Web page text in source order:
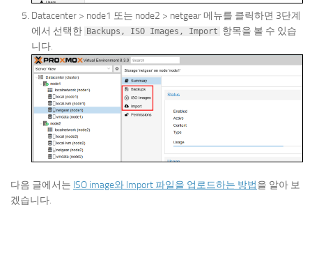
Datacenter > node1 또는 node2 > netgear 메뉴를 클릭하면 3단계
에서 선택한 Backups, ISO Images, Import 항목을 볼 수 있습
니다.
다음 글에서는 ISO image와 Import 파일을 업로드하는 방법을 알아 보
겠습니다.